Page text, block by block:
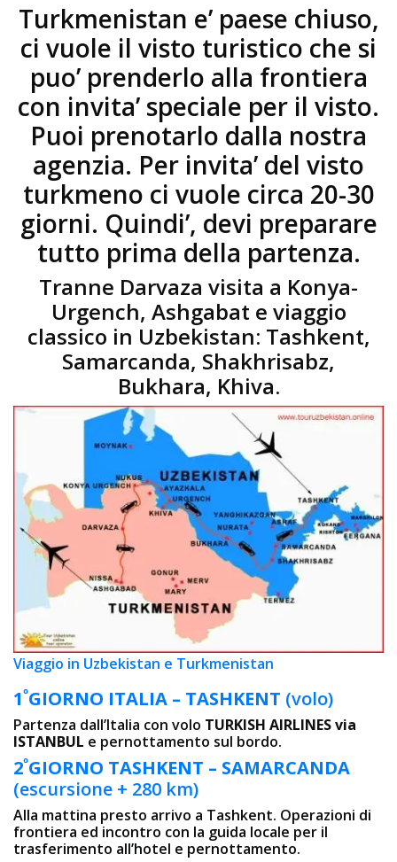
Turkmenistan e’ paese chiuso,
ci vuole il visto turistico che si
puo’ prenderlo alla frontiera
con invita’ speciale per il visto.
Puoi prenotarlo dalla nostra
agenzia. Per invita’ del visto
turkmeno ci vuole circa 20-30
giorni. Quindi’, devi preparare
tutto prima della partenza.
Tranne Darvaza visita a Konya-
Urgench, Ashgabat e viaggio
classico in Uzbekistan: Tashkent,
Samarcanda, Shakhrisabz,
Bukhara, Khiva.
Viaggio in Uzbekistan e Turkmenistan
1ºGIORNO ITALIA – TASHKENT (volo)
Partenza dall’Italia con volo TURKISH AIRLINES via
ISTANBUL e pernottamento sul bordo.
2ºGIORNO TASHKENT – SAMARCANDA
(escursione + 280 km)
Alla mattina presto arrivo a Tashkent. Operazioni di
frontiera ed incontro con la guida locale per il
trasferimento all’hotel e pernottamento.